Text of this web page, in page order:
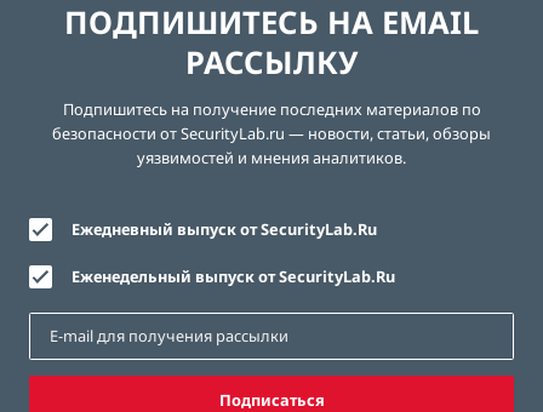
ПОДПИШИТЕСЬ НА EMAIL
РАССЫЛКУ
Подпишитесь на получение последних материалов по
безопасности от SecurityLab.ru — новости, статьи, обзоры
уязвимостей и мнения аналитиков.
Ежедневный выпуск от SecurityLab.Ru
Еженедельный выпуск от SecurityLab.Ru
Подписаться